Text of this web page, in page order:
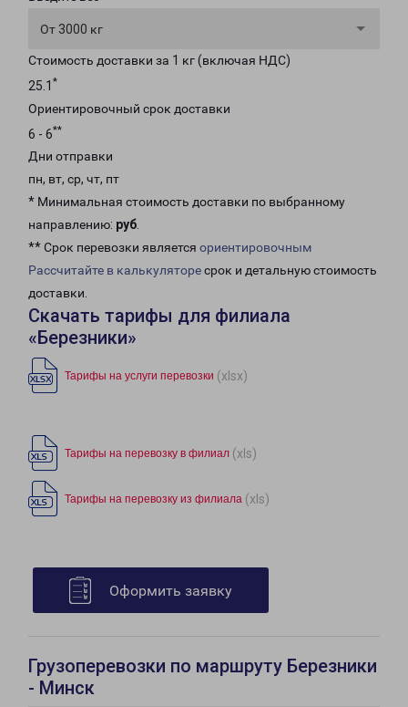
От 3000 кг
Стоимость доставки за 1 кг (включая НДС)
25.1 *
Ориентировочный срок доставки
6 - 6**
Дни отправки
пн, вт, ср, чт, пт
* Минимальная стоимость доставки по выбранному
направлению: руб.
** Срок перевозки является ориентировочным
Рассчитайте в калькуляторесрок и детальную стоимость
доставки.
Скачать тарифы для филиала
«Березники»
Тарифы на услуги перевозки (xlsx)
Тарифы на перевозку в филиал (xls)
Тарифы на перевозку из филиала (xls)
Оформить заявку
Грузоперевозки по маршруту Березники
- Минск